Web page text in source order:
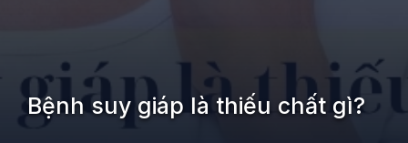
Bệnh suy giáp là thiếu chất gì?